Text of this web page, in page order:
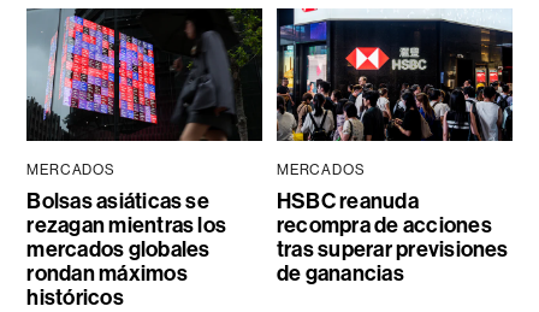
MERCADOS
Bolsas asiáticas se
rezagan mientras los
mercados globales
rondan máximos
históricos
MERCADOS
HSBC reanuda
recompra de acciones
tras superar previsiones
de ganancias